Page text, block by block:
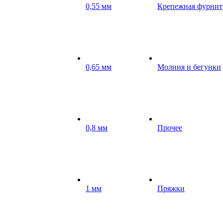
0,55 мм
0,65 мм
0,8 мм
1 мм
Крепежная
Молния и бегунки
Прочее
Пряжки